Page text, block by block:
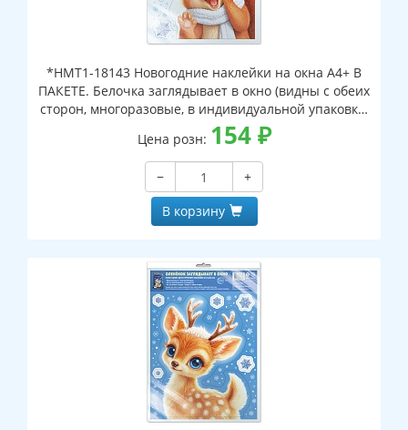
*НМТ1-18143 Новогодние наклейки на окна А4+ В
ПАКЕТЕ. Белочка заглядывает в окно (видны с обеих
сторон, многоразовые, в индивидуальной упаковке,
с европодвесом и клеевым клапаном)
Цена розн: 154₽
−
+
В корзину